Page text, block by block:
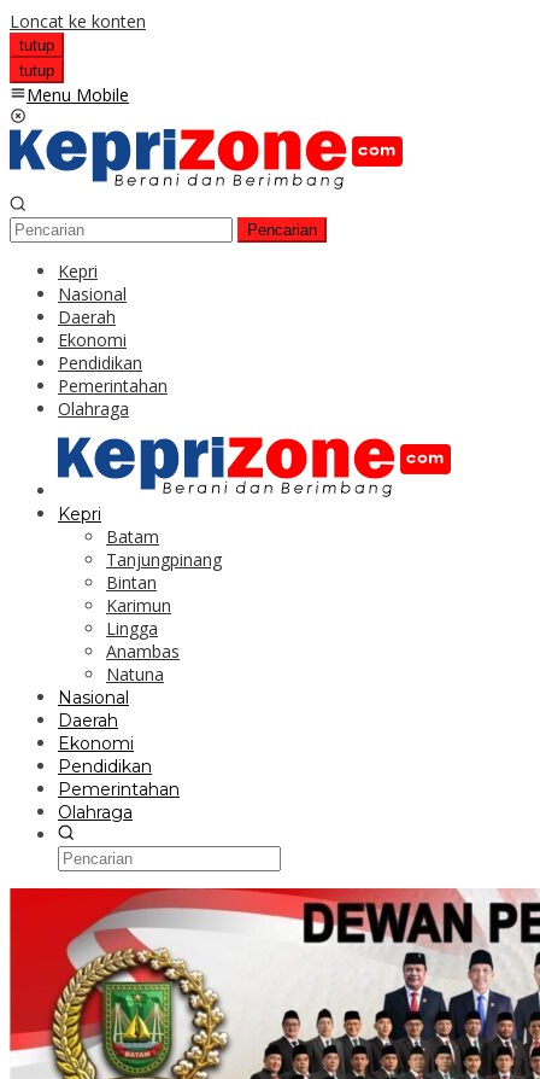
Loncat ke konten
tutup
tutup
Menu Mobile
Pencarian
Kepri
Nasional
Daerah
Ekonomi
Pendidikan
Pemerintahan
Olahraga
Kepri
Batam
Tanjungpinang
Bintan
Karimun
Lingga
Anambas
Natuna
Nasional
Daerah
Ekonomi
Pendidikan
Pemerintahan
Olahraga